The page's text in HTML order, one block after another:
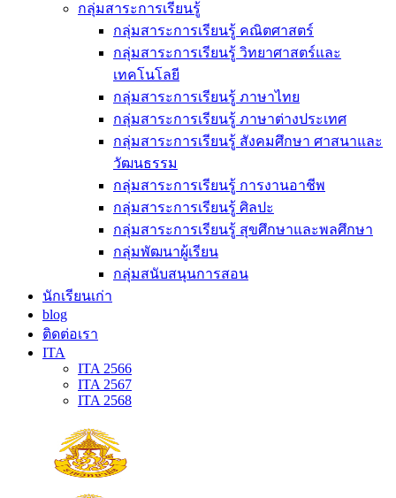
กลุ่มสาระการเรียนรู้
กลุ่มสาระการเรียนรู้ คณิตศาสตร์
กลุ่มสาระการเรียนรู้ วิทยาศาสตร์และ
เทคโนโลยี
กลุ่มสาระการเรียนรู้ ภาษาไทย
กลุ่มสาระการเรียนรู้ ภาษาต่างประเทศ
กลุ่มสาระการเรียนรู้ สังคมศึกษา ศาสนาและ
วัฒนธรรม
กลุ่มสาระการเรียนรู้ การงานอาชีพ
กลุ่มสาระการเรียนรู้ ศิลปะ
กลุ่มสาระการเรียนรู้ สุขศึกษาและพลศึกษา
กลุ่มพัฒนาผู้เรียน
กลุ่มสนับสนุนการสอน
นักเรียนเก่า
blog
ติดต่อเรา
ITA
ITA 2566
ITA 2567
ITA 2568